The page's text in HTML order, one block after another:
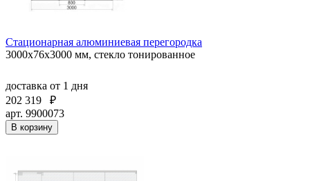
Стационарная алюминиевая перегородка
3000х76х3000 мм, стекло тонированное
доставка от 1 дня
202 319
₽
арт. 9900073
В корзину